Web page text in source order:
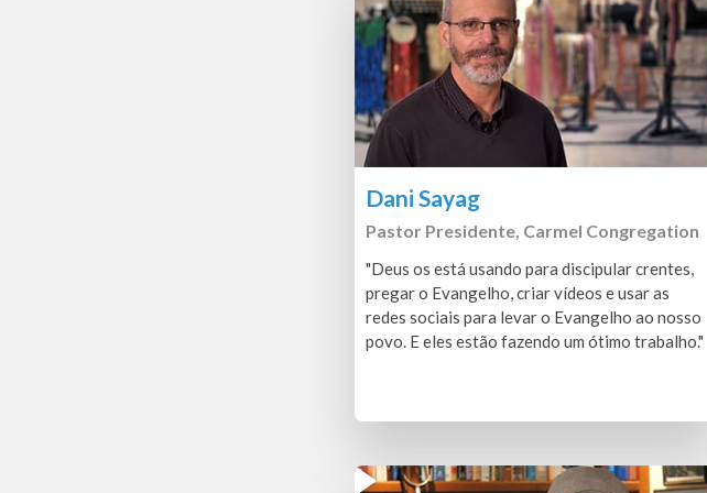
Dani Sayag
Pastor Presidente, Carmel Congregation
"Deus os está usando para discipular crentes,
pregar o Evangelho, criar vídeos e usar as
redes sociais para levar o Evangelho ao nosso
povo. E eles estão fazendo um ótimo trabalho."